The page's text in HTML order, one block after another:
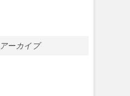
アーカイブ